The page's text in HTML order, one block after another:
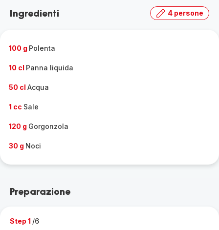
Ingredienti 4 persone
100 g Polenta
10 cl Panna liquida
50 cl Acqua
1 cc Sale
120 g Gorgonzola
30 g Noci
Preparazione
Step 1 /6